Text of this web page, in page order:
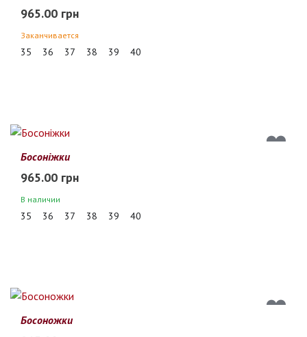
965.00 грн
Заканчивается
35 36 37 38 39 40
Босоніжки
965.00 грн
В наличии
35 36 37 38 39 40
Босоножки